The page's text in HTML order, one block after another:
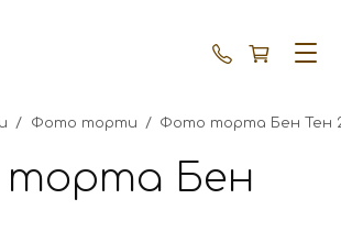
+359 87
/ Фото торти / Фото торта Бен Тен
Бен